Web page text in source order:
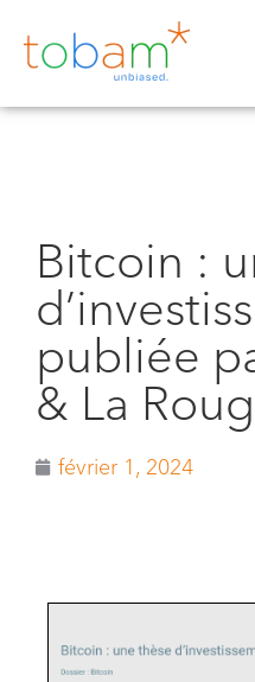
Bitcoin :
publiée
& La
février 1, 2024